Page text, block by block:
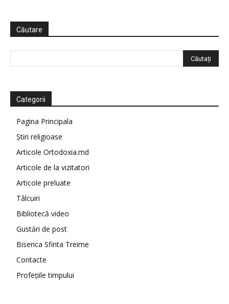
Căutare
Categorii
Pagina Principala
Știri religioase
Articole Ortodoxia.md
Articole de la vizitatori
Articole preluate
Tâlcuiri
Bibliotecă video
Gustări de post
Biserica Sfinta Treime
Contacte
Profețiile timpului